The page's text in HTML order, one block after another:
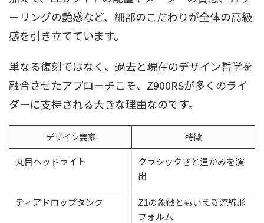
ーリングの艶感など、細部のこだわりが全体の高級
感を引き立てています。
単なる復刻ではなく、過去と現在のデザイン哲学を
融合させたアプローチこそ、Z900RSが多くのライ
ダーに支持される大きな理由なのです。
デザイン要素
特徴
丸目ヘッドライト
クラシックさと温かみを演
出
ティアドロップタンク
Z1の象徴ともいえる流線形
フォルム